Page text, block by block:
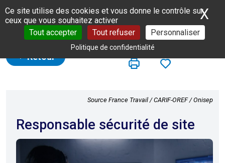
Panneau de gestion des cookies
Ce site utilise des cookies et vous donne le contrôle sur
ceux que vous souhaitez activer
Tout accepter
Tout refuser Personnaliser
Politique de confidentialité
X
Retour
Source France Travail / CARIF-OREF / Onisep
Responsable sécurité de site